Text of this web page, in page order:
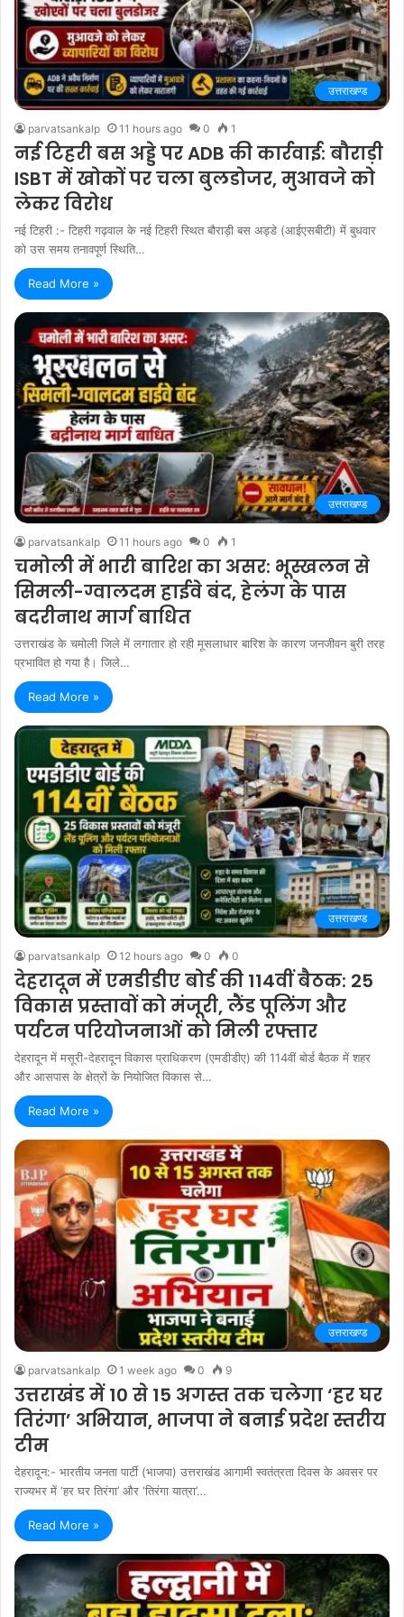
उत्तराखण्ड
parvatsankalp 11 hours ago 0 1
नई टिहरी बस अड्डे पर ADB की कार्रवाई: बौराड़ी
ISBT में खोकों पर चला बुलडोजर, मुआवजे को
लेकर विरोध
नई टिहरी :- टिहरी गढ़वाल के नई टिहरी स्थित बौराड़ी बस अड्डे (आईएसबीटी) में बुधवार
को उस समय तनावपूर्ण स्थिति…
Read More »
उत्तराखण्ड
parvatsankalp 11 hours ago 0 1
चमोली में भारी बारिश का असर: भूस्खलन से
सिमली-ग्वालदम हाईवे बंद, हेलंग के पास
बदरीनाथ मार्ग बाधित
उत्तराखंड के चमोली जिले में लगातार हो रही मूसलाधार बारिश के कारण जनजीवन बुरी तरह
प्रभावित हो गया है। जिले…
Read More »
उत्तराखण्ड
parvatsankalp 12 hours ago 0 0
देहरादून में एमडीडीए बोर्ड की 114वीं बैठक: 25
विकास प्रस्तावों को मंजूरी, लैंड पूलिंग और
पर्यटन परियोजनाओं को मिली रफ्तार
देहरादून में मसूरी-देहरादून विकास प्राधिकरण (एमडीडीए) की 114वीं बोर्ड बैठक में शहर
और आसपास के क्षेत्रों के नियोजित विकास से…
Read More »
उत्तराखण्ड
parvatsankalp 1 week ago 0 9
उत्तराखंड में 10 से 15 अगस्त तक चलेगा ‘हर घर
तिरंगा’ अभियान, भाजपा ने बनाई प्रदेश स्तरीय
टीम
देहरादून:- भारतीय जनता पार्टी (भाजपा) उत्तराखंड आगामी स्वतंत्रता दिवस के अवसर पर
राज्यभर में ‘हर घर तिरंगा’ और ‘तिरंगा यात्रा’…
Read More »